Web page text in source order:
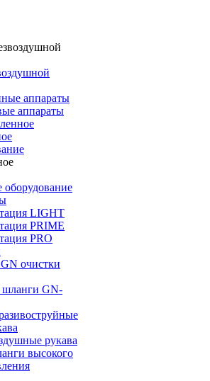
аппараты
аппараты
оборудование
LIGHT
PRIME
PRO
очистки
шланги GN-
рукава
высокого